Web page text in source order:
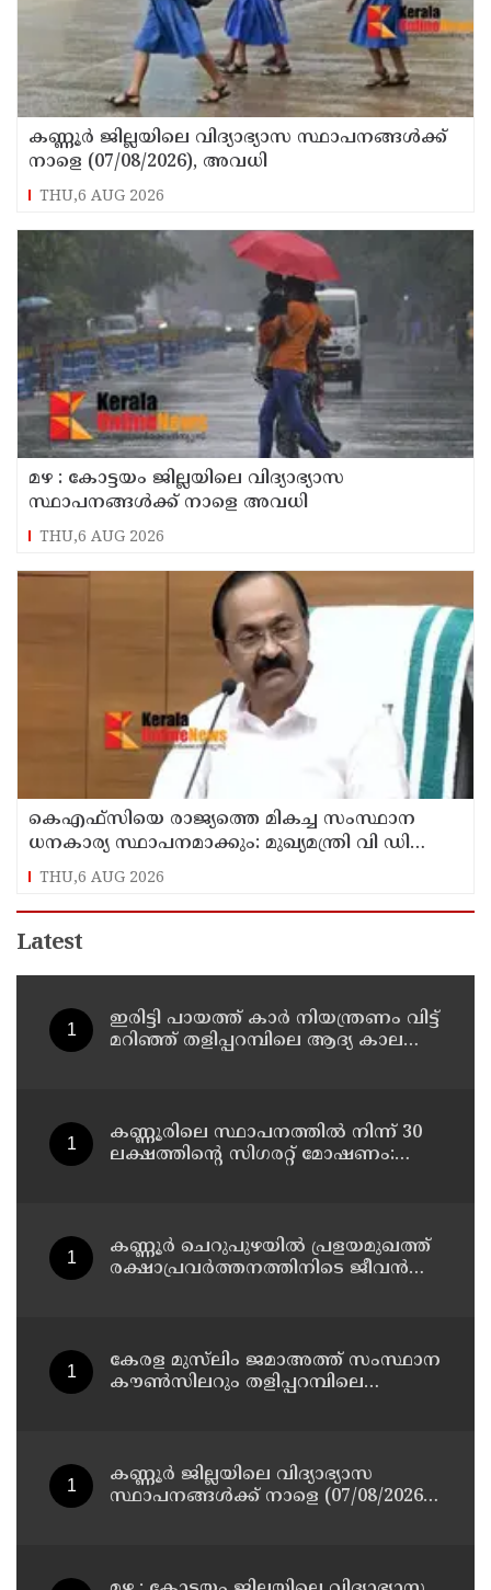
കണ്ണൂർ ജില്ലയിലെ വിദ്യാഭ്യാസ സ്ഥാപനങ്ങള്‍ക്ക്
നാളെ (07/08/2026), അവധി
THU,6 AUG 2026
മഴ : കോട്ടയം ജില്ലയിലെ വിദ്യാഭ്യാസ
സ്ഥാപനങ്ങൾക്ക് നാളെ അവധി
THU,6 AUG 2026
കെഎഫ്‌സിയെ രാജ്യത്തെ മികച്ച സംസ്ഥാന
ധനകാര്യ സ്ഥാപനമാക്കും: മുഖ്യമന്ത്രി വി ഡി
സതീശൻ
THU,6 AUG 2026
Latest
ഇരിട്ടി പായത്ത് കാർ നിയന്ത്രണം വിട്ട്
മറിഞ്ഞ് തളിപ്പറമ്പിലെ ആദ്യ കാല
കണ്ണൂരിലെ സ്ഥാപനത്തിൽ നിന്ന് 30
ലക്ഷത്തിന്റെ സിഗരറ്റ് മോഷണം:
കണ്ണൂർ ചെറുപുഴയിൽ പ്രളയമുഖത്ത്
രക്ഷാപ്രവർത്തനത്തിനിടെ ജീവൻ
കേരള മുസ്‌ലിം ജമാഅത്ത് സംസ്ഥാന
കൗൺസിലറും തളിപ്പറമ്പിലെ
കണ്ണൂർ ജില്ലയിലെ വിദ്യാഭ്യാസ
സ്ഥാപനങ്ങള്‍ക്ക് നാളെ (07/08/2026),